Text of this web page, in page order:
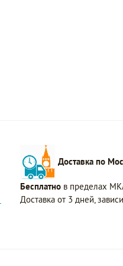
Доставка по
Бесплатно в пределах
Доставка от 3 дней,